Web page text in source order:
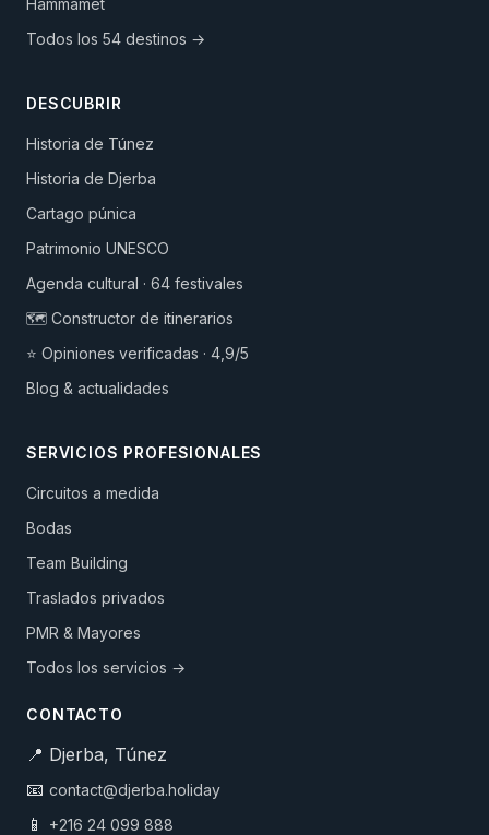
Hammamet
Todos los 54 destinos →
DESCUBRIR
Historia de Túnez
Historia de Djerba
Cartago púnica
Patrimonio UNESCO
Agenda cultural · 64 festivales
🗺️ Constructor de itinerarios
⭐ Opiniones verificadas · 4,9/5
Blog & actualidades
SERVICIOS PROFESIONALES
Circuitos a medida
Bodas
Team Building
Traslados privados
PMR & Mayores
Todos los servicios →
CONTACTO
📍 Djerba, Túnez
📧 contact@djerba.holiday
📱 +216 24 099 888